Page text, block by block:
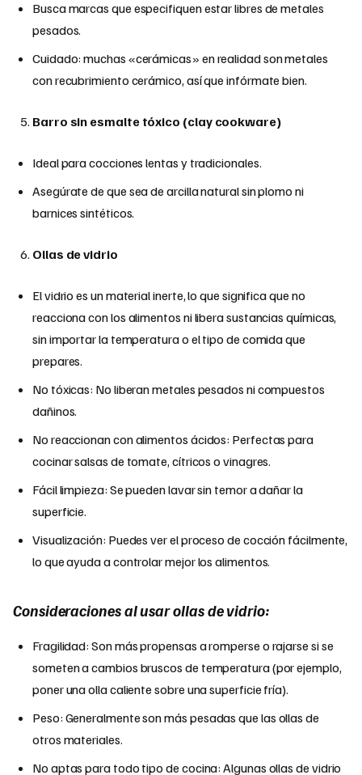
Busca marcas que especifiquen estar libres de metales
pesados.
Cuidado: muchas «cerámicas» en realidad son metales
con recubrimiento cerámico, así que infórmate bien.
Barro sin esmalte tóxico (clay cookware)
Ideal para cocciones lentas y tradicionales.
Asegúrate de que sea de arcilla natural sin plomo ni
barnices sintéticos.
Ollas de vidrio
El vidrio es un material inerte, lo que significa que no
reacciona con los alimentos ni libera sustancias químicas,
sin importar la temperatura o el tipo de comida que
prepares.
No tóxicas: No liberan metales pesados ni compuestos
dañinos.
No reaccionan con alimentos ácidos: Perfectas para
cocinar salsas de tomate, cítricos o vinagres.
Fácil limpieza: Se pueden lavar sin temor a dañar la
superficie.
Visualización: Puedes ver el proceso de cocción fácilmente,
lo que ayuda a controlar mejor los alimentos.
Consideraciones al usar ollas de vidrio:
Fragilidad: Son más propensas a romperse o rajarse si se
someten a cambios bruscos de temperatura (por ejemplo,
poner una olla caliente sobre una superficie fría).
Peso: Generalmente son más pesadas que las ollas de
otros materiales.
No aptas para todo tipo de cocina: Algunas ollas de vidrio